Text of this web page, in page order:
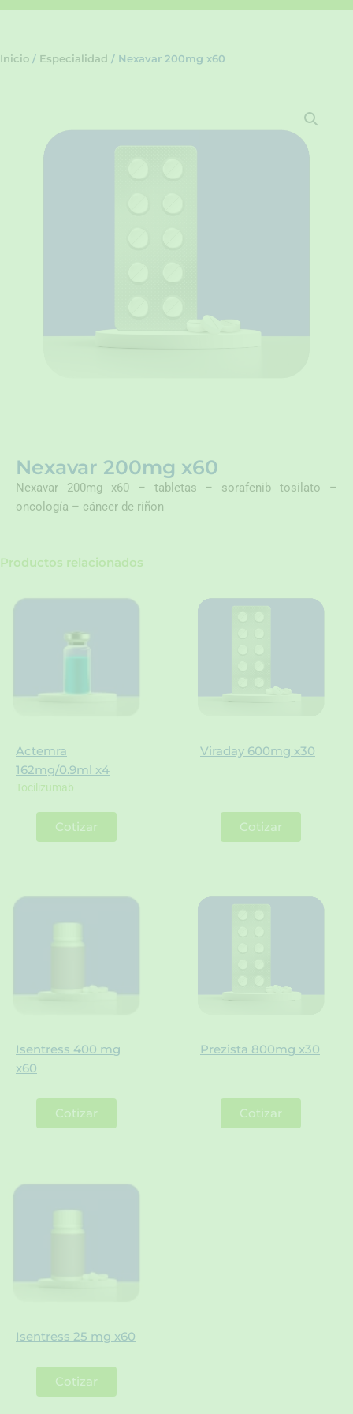
Inicio / Especialidad / Nexavar 200mg x60
Nexavar 200mg x60
Nexavar 200mg x60 – tabletas – sorafenib tosilato –
oncología – cáncer de riñon
Productos relacionados
Actemra
162mg/0.9ml x4
Tocilizumab
Cotizar
Viraday 600mg x30
Cotizar
Isentress 400 mg
x60
Cotizar
Prezista 800mg x30
Cotizar
Isentress 25 mg x60
Cotizar